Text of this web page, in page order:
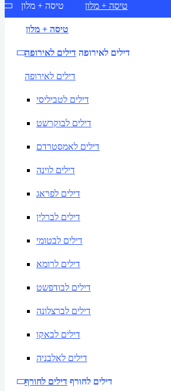
טיסה + מלון טיסה + מלון
טיסה + מלון
דילים לאירופה דילים לאירופה
דילים לאירופה
דילים לטביליסי
דילים לבוקרשט
דילים לאמסטרדם
דילים לוינה
דילים לפראג
דילים לברלין
דילים לבטומי
דילים לרומא
דילים לבודפשט
דילים לברצלונה
דילים לבאקו
דילים לאלבניה
דילים לחורף דילים לחורף